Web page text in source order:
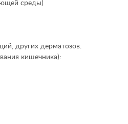
среды)
других дерматозов.
кишечника):